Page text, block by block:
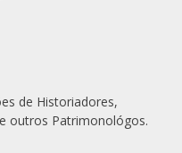
de Historiadores,
outros Patrimonológos.